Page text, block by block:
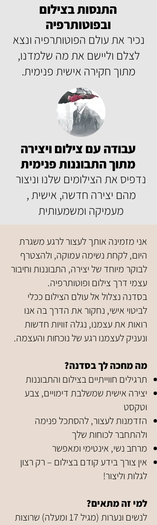
התנסות בצילום
ובפוטותרפיה
נכיר את עולם הפוטותרפיה ונצא
לצלם וליישם את מה שלמדנו,
מתוך חקירה אישית פנימית.
עבודה עם צילום ויצירה
מתוך התבוננות פנימית
נדפיס את הצילומים שלנו וניצור
מהם יצירה חדשה, אישית ,
מעמיקה ומשמעותית
אני מזמינה אותך לעצור לרגע משגרת
היום, לקחת נשימה עמוקה, ולהצטרף
לבוקר מיוחד של יצירה, התבוננות וחיבור
עצמי דרך צילום ופוטותרפיה.
בסדנה נצלול אל עולם הצילום ככלי
לביטוי אישי, נחקור את הדרך בה אנו
רואות את עצמנו, נגלה זוויות חדשות
ונעניק לעצמנו רגע של נוכחות והעצמה.
מה מחכה לך בסדנה?
תרגילים חווייתיים בצילום והתבוננות
יצירה אישית שמשלבת דימויים, צבע
וטקסט
הזדמנות לעצור, להסתכל פנימה
ולהתחבר לכוחות שלך
מרחב נשי, אינטימי ומאפשר
אין צורך בידע קודם בצילום – רק רצון
לגלות וליצור!
למי זה מתאים?
לנשים ונערות (מגיל 17 ומעלה) שרוצות